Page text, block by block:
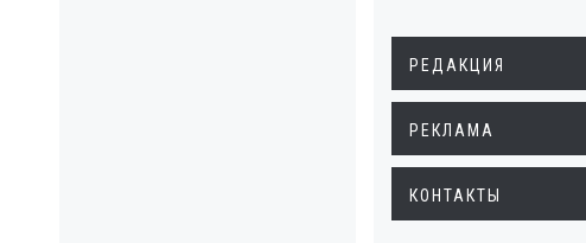
РЕДАКЦИЯ
РЕКЛАМА
КОНТАКТЫ